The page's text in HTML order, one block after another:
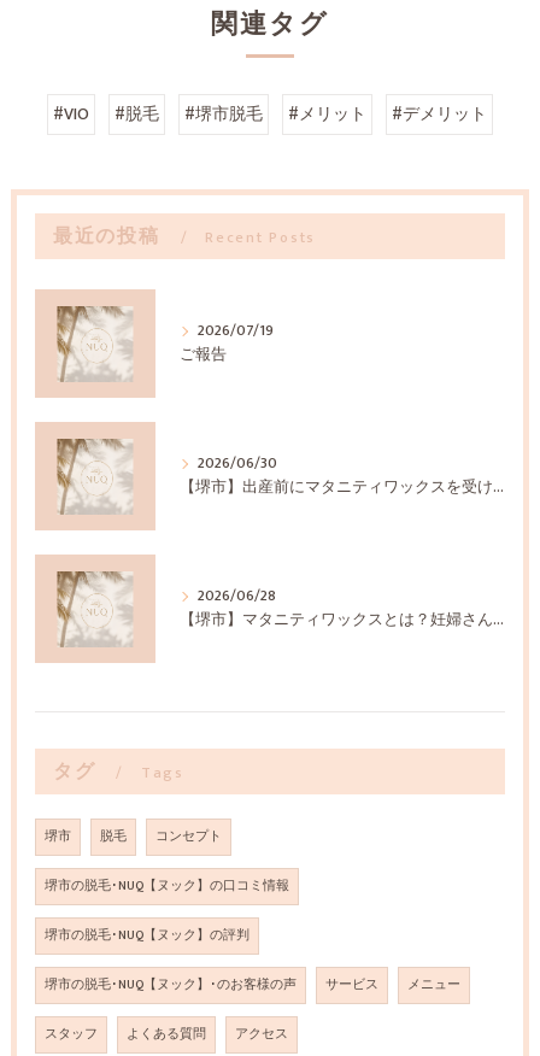
関連タグ
#VIO #脱毛 #堺市脱毛 #メリット #デメリット
最近の投稿 Recent Posts
2026/07/19
ご報告
2026/06/30
【堺市】出産前にマタニティワックスを受けるメリットとは？
2026/06/28
【堺市】マタニティワックスとは？妊婦さんに選ばれる理由
タグ Tags
堺市 脱毛 コンセプト
堺市の脱毛･NUQ【ヌック】の口コミ情報
堺市の脱毛･NUQ【ヌック】の評判
堺市の脱毛･NUQ【ヌック】･のお客様の声 サービス メニュー
スタッフ よくある質問 アクセス